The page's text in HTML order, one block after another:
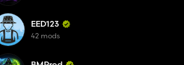
EED123
42 mods